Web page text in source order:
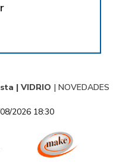
| VIDRIO | NOVEDADES
2026 18:30